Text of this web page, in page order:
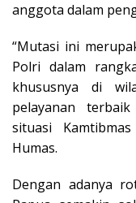
anggota dalam
“Mutasi ini
Polri dalam
khususnya di
pelayanan
situasi
Humas.
Dengan adanya